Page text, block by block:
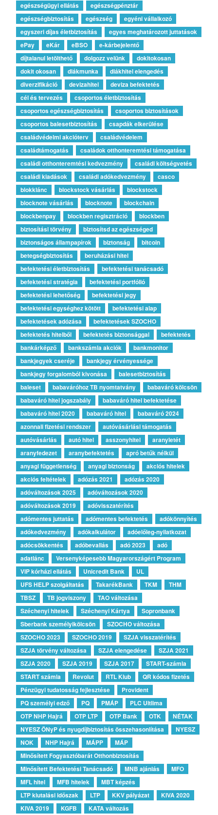
egészségügyi ellátás
egészségpénztár
egészségbiztosítás
egészség
egyéni vállalkozó
egyszeri díjas életbiztosítás
egyes meghatározott juttatások
ePay
eKár eBSO
e-kárbejelentő
díjtalanul letölthető
dolgozz velünk
dokitokosan
dokit okosan
diákmunka
diákhitel elengedés
diverzifikáció
devizahitel
deviza befektetés
cél és tervezés
csoportos életbiztosítás
csoportos egészségbiztosítás
csoportos biztosítások
csoportos balesetbiztosítás
csapdák elkerülése
családvédelmi akcióterv
családvédelem
családtámogatás
családok otthonteremtési támogatása
családi otthonteremtési kedvezmény
családi költségvetés
családi kiadások
családi adókedvezmény
casco
blokklánc
blockstock vásárlás
blockstock
blocknote vásárlás
blocknote
blockchain
blockbenpay
blockben regisztráció
blockben
biztosítási törvény
biztosítsd az egészséged
biztonságos állampapírok
biztonság
bitcoin
betegségbiztosítás
beruházási hitel
befektetési életbiztosítás
befektetési tanácsadó
befektetési stratégia
befektetési portfólió
befektetési lehetőség
befektetési jegy
befektetési egységhez kötött
befektetési alap
befektetések adózása
befektetések SZOCHO
befektetés hitelből
befektetés biztonsággal
befektetés
bankárképző
bankszámla akciók
bankmonitor
bankjegyek cseréje
bankjegy érvényessége
bankjegy forgalomból kivonása
balesetbiztosítás
baleset
babaváróhoz TB nyomtatvány
babaváró kölcsön
babaváró hitel jogszabály
babaváró hitel befektetése
babaváró hitel 2020
babaváró hitel
babaváró 2024
azonnali fizetési rendszer
autóvásárlási támogatás
autóvásárlás
autó hitel asszonyhitel
aranyletét
aranyfedezet
aranybefektetés
apró betűk nélkül
anyagi függetlenség
anyagi biztonság
akciós hitelek
akciós feltételek
adózás 2021
adózás 2020
adóváltozások 2025
adóváltozások 2020
adóváltozások 2019
adóvisszatérítés
adómentes juttatás
adómentes befektetés
adókönnyítés
adókedvezmény
adókalkulátor
adóelőleg-nyilatkozat
adócsökkentés
adóbevallás adó 2023
adó
adatlánc
Versenyképesebb Magyarországért Program
VIP kórházi ellátás
Unicredit Bank
UL
UFS HELP szolgáltatás
TakarékBank TKM
THM
TBSZ
TB jogviszony
TAO változása
Széchenyi hitelek
Széchenyi Kártya
Sopronbank
Sberbank személyikölcsön
SZOCHO változása
SZOCHO 2023
SZOCHO 2019
SZJA visszatérítés
SZJA törvény változása
SZJA elengedése
SZJA 2021
SZJA 2020
SZJA 2019 SZJA 2017
START-számla
START számla
Revolut RTL Klub
QR kódos fizetés
Pénzügyi tudatosság fejlesztése
Provident
PQ személyi edző
PQ PMÁP
PLC Ultlima
OTP NHP Hajrá
OTP LTP OTP Bank OTK
NÉTAK
NYESZ ÖNyP és nyugdíjbiztosítás összehasonlítása
NYESZ
NOK
NHP Hajrá MÁPP
MÁP
Minősített Fogyasztóbarát Otthonbiztosítás
Minősített Befektetési Tanácsadó
MNB ajánlás
MFO
MFL hitel
MFB hitelek
MBT képzés
LTP kiutalási időszak
LTP KKV pályázat
KIVA 2020
KIVA 2019
KGFB
KATA változás